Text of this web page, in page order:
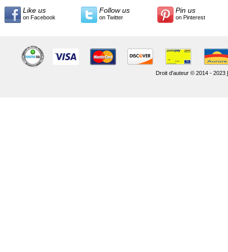
Like us
on Facebook
Follow us
on Twitter
Pin us
on Pinterest
Droit d'auteur © 2014 - 2023